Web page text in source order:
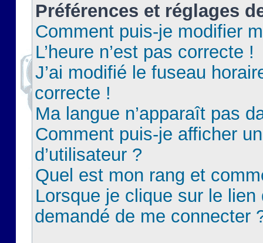
Préférences et réglages
Comment puis-je modifier
L’heure n’est pas correcte !
J’ai modifié le fuseau
correcte !
Ma langue n’apparaît pas
Comment puis-je afficher
d’utilisateur ?
Quel est mon rang et
Lorsque je clique sur le lien
demandé de me connecter